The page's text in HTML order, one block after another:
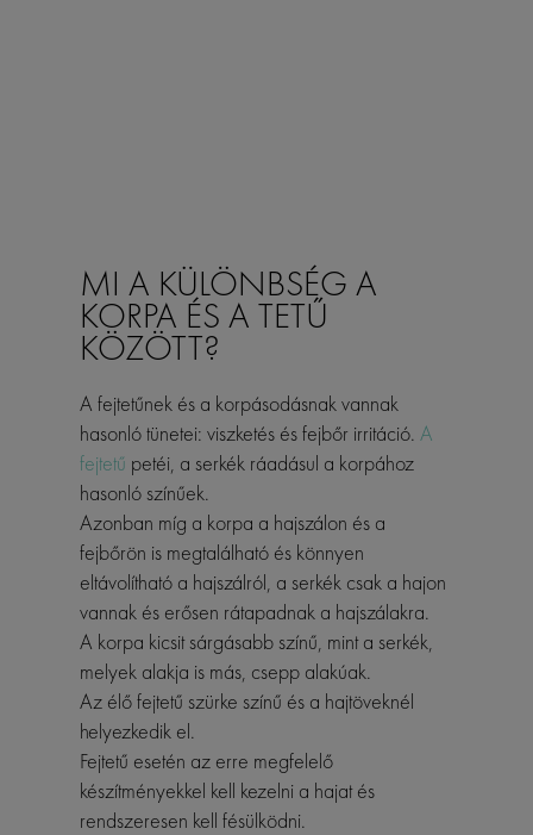
MI A KÜLÖNBSÉG A
KORPA ÉS A TETŰ
KÖZÖTT?
A fejtetűnek és a korpásodásnak vannak
hasonló tünetei: viszketés és fejbőr irritáció. A
fejtetű petéi, a serkék ráadásul a korpához
hasonló színűek.
Azonban míg a korpa a hajszálon és a
fejbőrön is megtalálható és könnyen
eltávolítható a hajszálról, a serkék csak a hajon
vannak és erősen rátapadnak a hajszálakra.
A korpa kicsit sárgásabb színű, mint a serkék,
melyek alakja is más, csepp alakúak.
Az élő fejtetű szürke színű és a hajtöveknél
helyezkedik el.
Fejtetű esetén az erre megfelelő
készítményekkel kell kezelni a hajat és
rendszeresen kell fésülködni.